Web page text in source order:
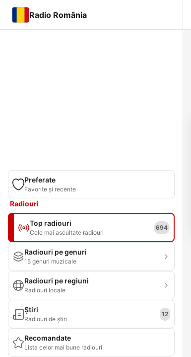
Radio România
Preferate
Favorite și recente
Radiouri
Top radiouri
Cele mai ascultate radiouri
694
Radiouri pe genuri
15 genuri muzicale
Radiouri pe regiuni
Radiouri locale
Știri
Radiouri de știri
12
Recomandate
Lista celor mai bune radiouri